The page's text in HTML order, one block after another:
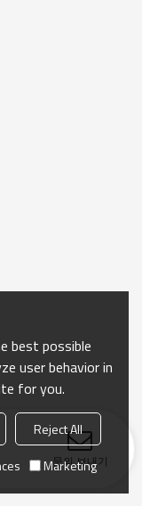
문의 보내기
best possible
user behavior in
for you.
Reject All
Marketing